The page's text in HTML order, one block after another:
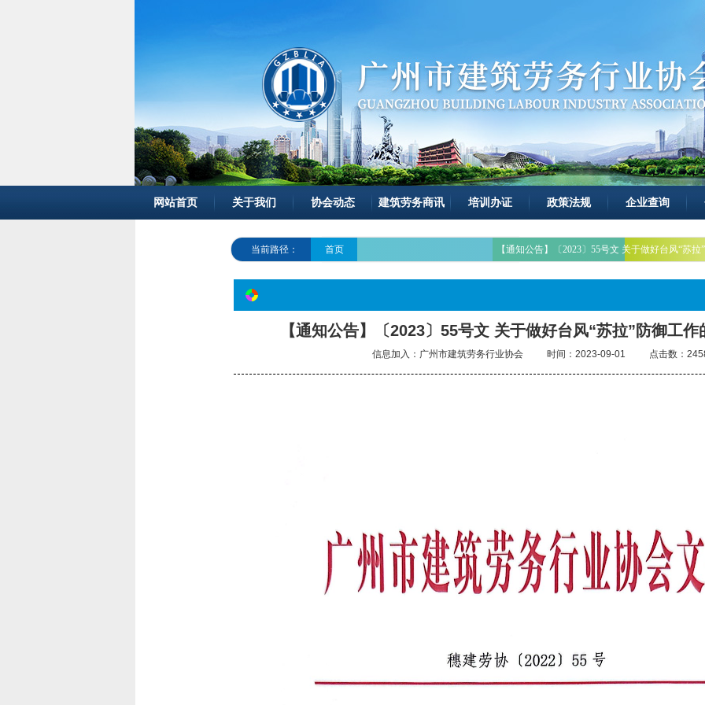
网站首页 关于我们 协会动态 建筑劳务商讯 培训办证 政策法规 企业查询
当前路径： 首页 【通知公告】〔2023〕55号文 关于做好台风“苏
【通知公告】〔2023〕55号文 关于做好台风“苏拉”防御工作
信息加入：广州市建筑劳务行业协会 时间：2023-09-01 点击数：